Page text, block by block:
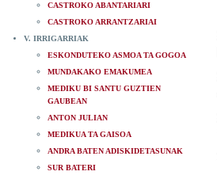
CASTROKO ABANTARIARI
CASTROKO ARRANTZARIAI
V. IRRIGARRIAK
ESKONDUTEKO ASMOA TA GOGOA
MUNDAKAKO EMAKUMEA
MEDIKU BI SANTU GUZTIEN
GAUBEAN
ANTON JULIAN
MEDIKUA TA GAISOA
ANDRA BATEN ADISKIDETASUNAK
SUR BATERI